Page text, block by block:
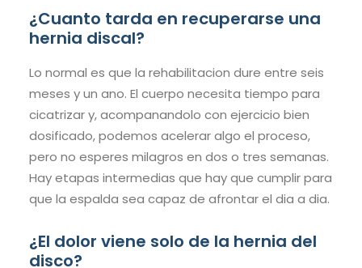
¿Cuanto tarda en recuperarse una
hernia discal?
Lo normal es que la rehabilitacion dure entre seis
meses y un ano. El cuerpo necesita tiempo para
cicatrizar y, acompanandolo con ejercicio bien
dosificado, podemos acelerar algo el proceso,
pero no esperes milagros en dos o tres semanas.
Hay etapas intermedias que hay que cumplir para
que la espalda sea capaz de afrontar el dia a dia.
¿El dolor viene solo de la hernia del
disco?